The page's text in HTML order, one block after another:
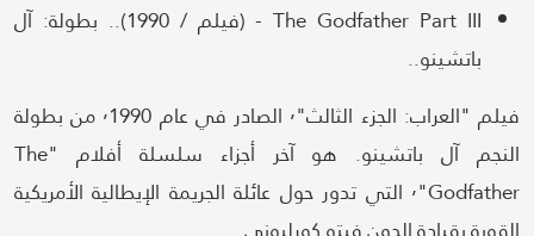
The Godfather Part III - (فيلم / 1990).. بطولة: آل
باتشينو..
فيلم "العراب: الجزء الثالث"٬ الصادر في عام ٬1990 من بطولة
النجم آل باتشينو. هو آخر أجزاء سلسلة أفلام "The
Godfather"٬ التي تدور حول عائلة الجريمة الإيطالية الأمريكية